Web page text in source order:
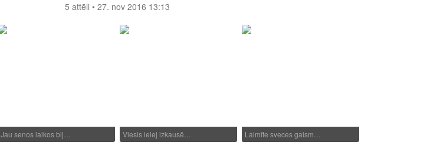
5 attēli • 27. nov 2016 13:13
Jau senos laikos bij… Viesis ielej izkausē… Laimīte sveces gaism…